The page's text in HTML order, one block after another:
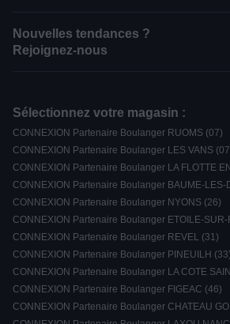
Nouvelles tendances ?
Rejoignez-nous
Sélectionnez votre magasin :
CONNEXION Partenaire Boulanger RUOMS (07)
CONNEXION Partenaire Boulanger LES VANS
CONNEXION Partenaire Boulanger LA FLOTTE
CONNEXION Partenaire Boulanger BAUME-LES-
CONNEXION Partenaire Boulanger NYONS (26)
CONNEXION Partenaire Boulanger ETOILE-SUR-
CONNEXION Partenaire Boulanger REVEL (31)
CONNEXION Partenaire Boulanger PINEUILH (33)
CONNEXION Partenaire Boulanger LA COTE
CONNEXION Partenaire Boulanger FIGEAC (46)
CONNEXION Partenaire Boulanger CHATEAU